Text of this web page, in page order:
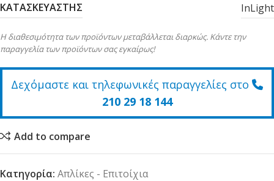
ΚΑΤΑΣΚΕΥΑΣΤΗΣ InLight
Η διαθεσιμότητα των προϊόντων μεταβάλλεται διαρκώς. Κάντε την
παραγγελία των προϊόντων σας εγκαίρως!
Δεχόμαστε και τηλεφωνικές παραγγελίες στο
210 29 18 144
Add to compare
Κατηγορία: Απλίκες - Επιτοίχια